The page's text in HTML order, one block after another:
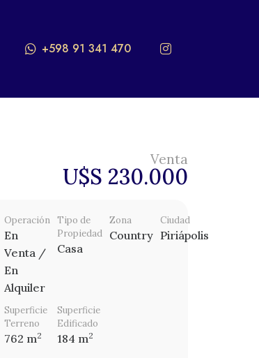
+598 91 341 470
Venta
U$S 230.000
Operación
En
Venta /
En
Alquiler
Tipo de
Propiedad
Casa
Zona
Country
Ciudad
Piriápolis
Superficie
Terreno
762 m2
Superficie
Edificado
184 m2